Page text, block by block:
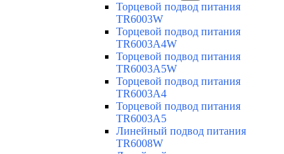
Торцевой подвод питания
TR6003W
Торцевой подвод питания
TR6003A4W
Торцевой подвод питания
TR6003A5W
Торцевой подвод питания
TR6003A4
Торцевой подвод питания
TR6003A5
Линейный подвод питания
TR6008W